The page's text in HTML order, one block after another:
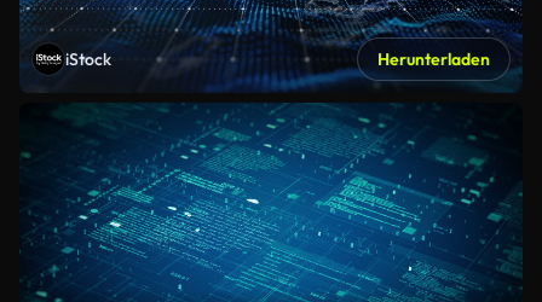
iStock Herunterladen